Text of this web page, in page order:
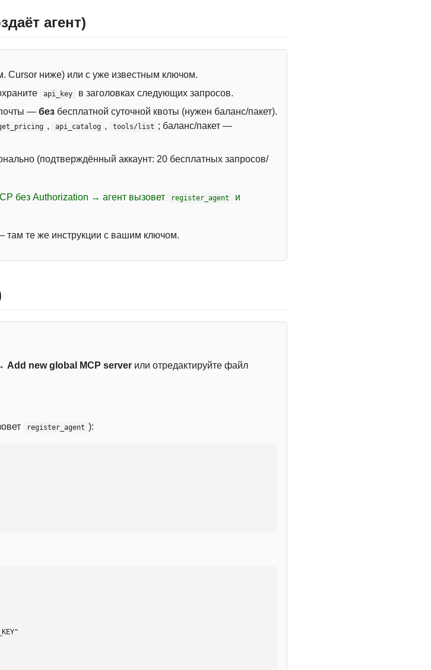
агент)
Cursor ниже) или с уже известным ключом.
api_key
в заголовках следующих запросов.
— без бесплатной суточной квоты (нужен баланс/пакет).
, api_catalog , tools/list ; баланс/пакет —
(подтверждённый аккаунт: 20 бесплатных запросов/
без Authorization → агент вызовет register_agent
и
там те же инструкции с вашим ключом.
Add new global MCP server или отредактируйте файл
register_agent ):